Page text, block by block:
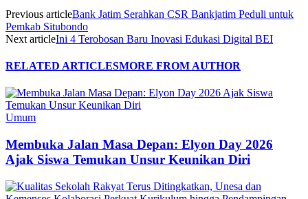
Previous articleBank Jatim Serahkan CSR Bankjatim Peduli untuk
Pemkab Situbondo
Next articleIni 4 Terobosan Baru Inovasi Edukasi Digital BEI
RELATED ARTICLESMORE FROM AUTHOR
Umum
Membuka Jalan Masa Depan: Elyon Day 2026
Ajak Siswa Temukan Unsur Keunikan Diri